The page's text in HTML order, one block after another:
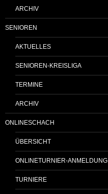
ARCHIV
SENIOREN
AKTUELLES
SENIOREN-KREISLIGA
TERMINE
ARCHIV
ONLINESCHACH
ÜBERSICHT
ONLINETURNIER-ANMELDUNG
TURNIERE